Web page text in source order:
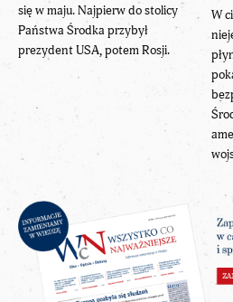
się w maju. Najpierw do stolicy
Państwa Środka przybył
prezydent USA, potem Rosji.
W